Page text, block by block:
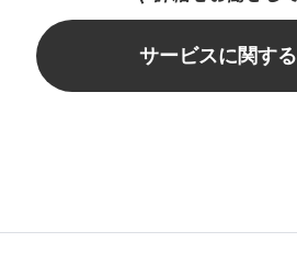
サービスに関す